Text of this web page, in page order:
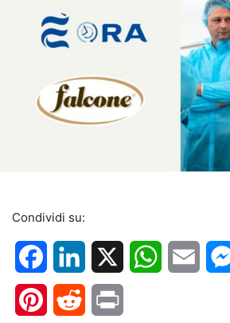
Condividi su:
FacebookLinkedIn WhatsApp
PinterestReddit